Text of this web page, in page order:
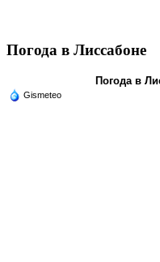
Погода в Лиссабоне
Погода в
Gismeteo